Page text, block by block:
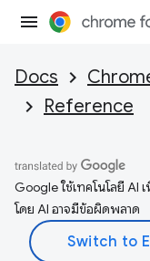
Docs
Reference
Google ใช้เทคโนโลยี AI
โดย AI อาจมีข้อผิดพลาด